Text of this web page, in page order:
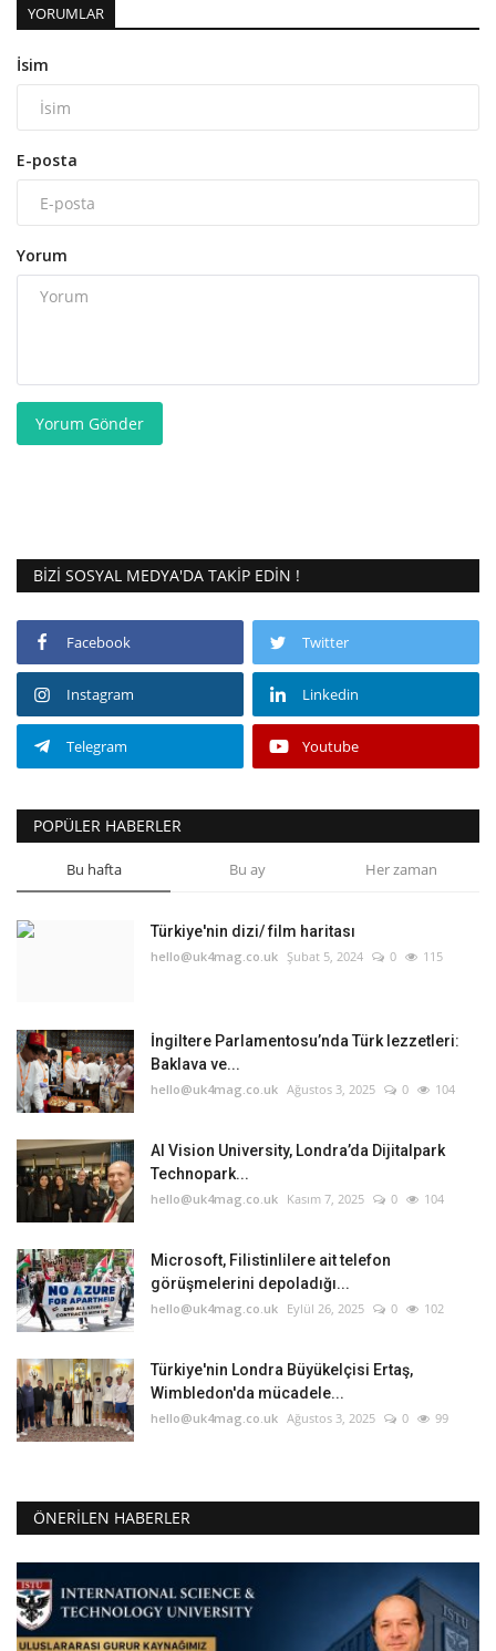
YORUMLAR
İsim
E-posta
Yorum
Yorum Gönder
BIZI SOSYAL MEDYA'DA TAKIP EDIN !
Facebook Twitter
Instagram Linkedin
Telegram Youtube
POPÜLER HABERLER
Bu hafta Bu ay Her zaman
Türkiye'nin dizi/ film haritası
hello@uk4mag.co.uk Şubat 5, 2024 0 115
İngiltere Parlamentosu’nda Türk lezzetleri:
Baklava ve...
hello@uk4mag.co.uk Ağustos 3, 2025 0 104
AI Vision University, Londra’da Dijitalpark
Technopark...
hello@uk4mag.co.uk Kasım 7, 2025 0 104
Microsoft, Filistinlilere ait telefon
görüşmelerini depoladığı...
hello@uk4mag.co.uk Eylül 26, 2025 0 102
Türkiye'nin Londra Büyükelçisi Ertaş,
Wimbledon'da mücadele...
hello@uk4mag.co.uk Ağustos 3, 2025 0 99
ÖNERILEN HABERLER